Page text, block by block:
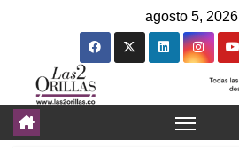
agosto 5, 2026